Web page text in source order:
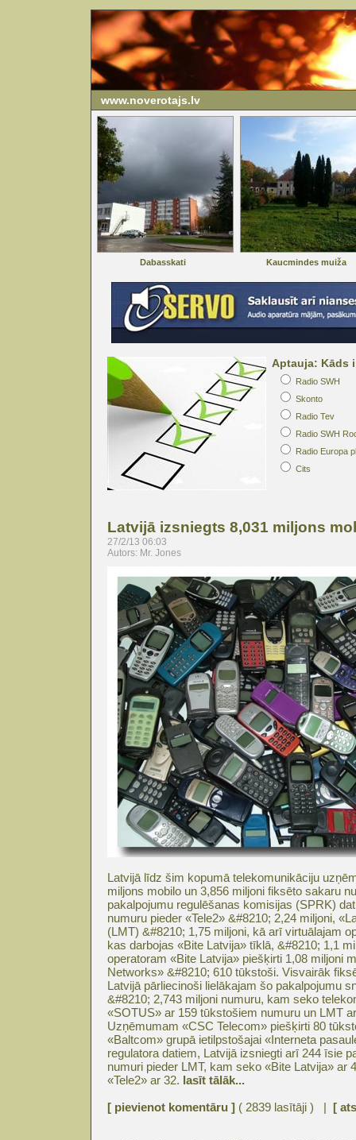
www.noverotajs.lv
Dabasskati Kaucmindes muiža
Aptauja: Kāds
Radio SWH
Skonto
Radio Tev
Radio SWH
Radio Europa
Cits
Latvijā izsniegts 8,031 miljons
27/2/13 06:03
Autors: Mr. Jones
Latvijā līdz šim kopumā telekomunikāciju
miljons mobilo un 3,856 miljoni fiksēto sakaru
pakalpojumu regulēšanas komisijas (SPRK)
numuru pieder «Tele2» &#8210; 2,24 miljoni,
(LMT) &#8210; 1,75 miljoni, kā arī virtuālajam
kas darbojas «Bite Latvija» tīklā, &#8210; 1,1
operatoram «Bite Latvija» piešķirti 1,08 miljoni
Networks» &#8210; 610 tūkstoši. Visvairāk
Latvijā pārliecinoši lielākajam šo pakalpojumu
&#8210; 2,743 miljoni numuru, kam seko
«SOTUS» ar 159 tūkstošiem numuru un LMT
Uzņēmumam «CSC Telecom» piešķirti 80
«Baltcom» grupā ietilpstošajai «Interneta
regulatora datiem, Latvijā izsniegti arī 244 īsie
numuri pieder LMT, kam seko «Bite Latvija» ar
«Tele2» ar 32. lasīt tālāk...
[ pievienot komentāru ] ( 2839 lasītāji ) | [